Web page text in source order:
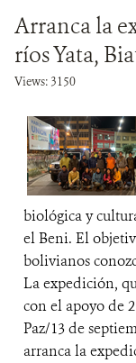
Arranca la
ríos Yata,
Views: 3150
biológica y
el Beni. El
bolivianos
La expedición,
con el apoyo de
Paz/13 de
arranca la